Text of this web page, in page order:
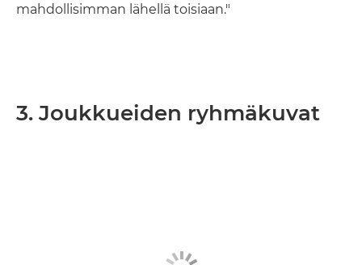
mahdollisimman lähellä toisiaan."
3. Joukkueiden ryhmäkuvat